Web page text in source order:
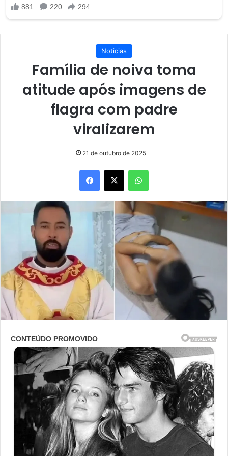
Noticias
Família de noiva toma
atitude após imagens de
flagra com padre
viralizarem
21 de outubro de 2025
Facebook
X WhatsApp